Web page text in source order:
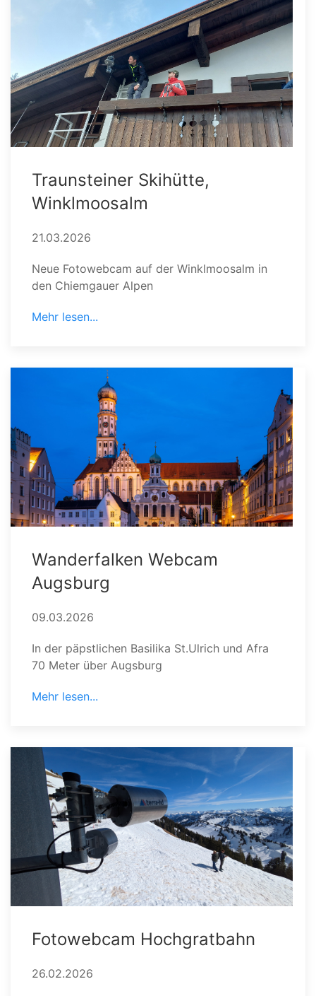
Traunsteiner Skihütte,
Winklmoosalm
21.03.2026
Neue Fotowebcam auf der Winklmoosalm in
den Chiemgauer Alpen
Mehr lesen...
Wanderfalken Webcam
Augsburg
09.03.2026
In der päpstlichen Basilika St.Ulrich und Afra
70 Meter über Augsburg
Mehr lesen...
Fotowebcam Hochgratbahn
26.02.2026